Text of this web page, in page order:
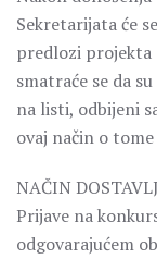
Sekretarijata će
predlozi projekta
smatraće se da
na listi, odbijeni
ovaj način o
NAČIN
Prijave na
odgovarajućem